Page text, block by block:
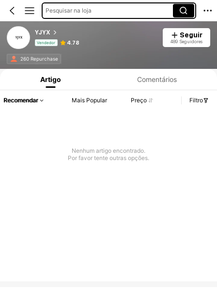
Pesquisar na loja
YJYX
Vendedor 4.78
Seguir
489 Seguidores
260 Repurchase
Informações do Produto: Divulgação de Preço, Vendas e Detalhes de Stock.
Artigo Comentários
Recomendar Mais Popular Preço Filtro
Nenhum artigo encontrado.
Por favor tente outras opções.